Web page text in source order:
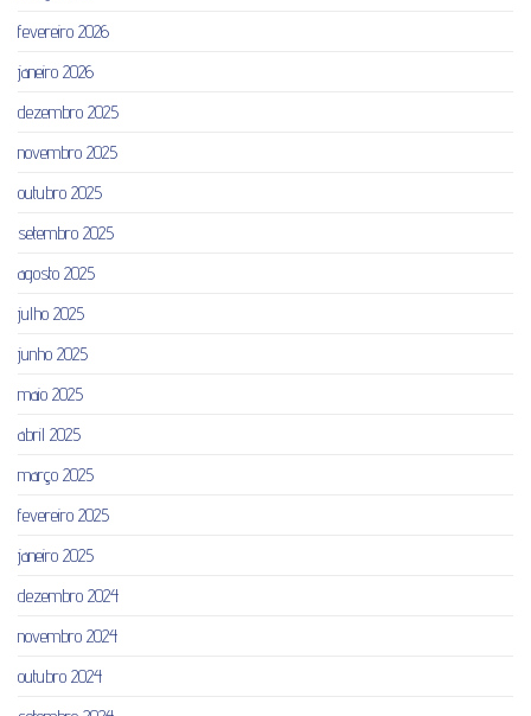
fevereiro 2026
janeiro 2026
dezembro 2025
novembro 2025
outubro 2025
setembro 2025
agosto 2025
julho 2025
junho 2025
maio 2025
abril 2025
março 2025
fevereiro 2025
janeiro 2025
dezembro 2024
novembro 2024
outubro 2024